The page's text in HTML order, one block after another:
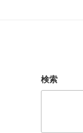
検索